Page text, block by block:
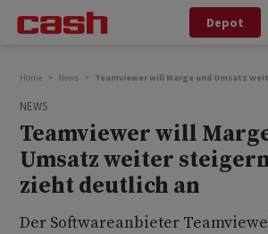
Depot
Home News Teamviewer will Marge und Umsatz
NEWS
Teamviewer will
Umsatz weiter
zieht deutlich an
Der Softwareanbieter